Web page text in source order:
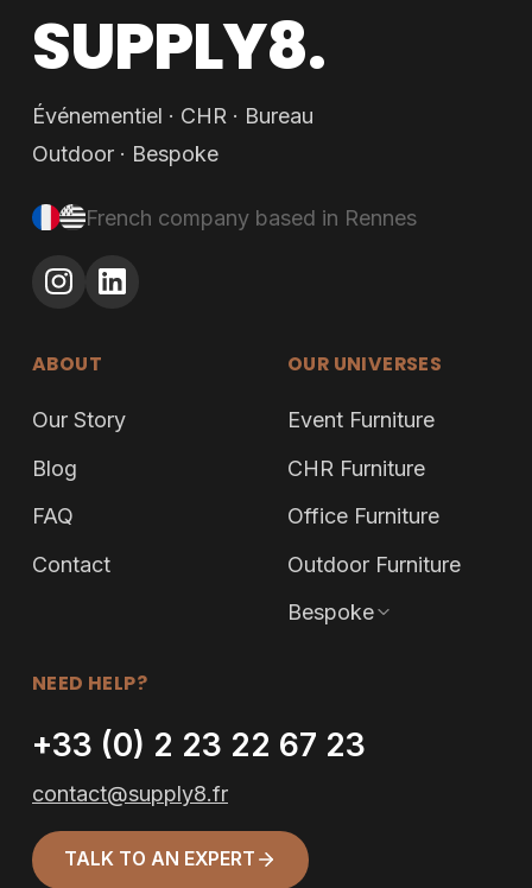
SUPPLY8.
Événementiel · CHR · Bureau
Outdoor · Bespoke
French company based in Rennes
ABOUT
Our Story
Blog
FAQ
Contact
OUR UNIVERSES
Event Furniture
CHR Furniture
Office Furniture
Outdoor Furniture
Bespoke
NEED HELP?
+33 (0) 2 23 22 67 23
contact@supply8.fr
TALK TO AN EXPERT